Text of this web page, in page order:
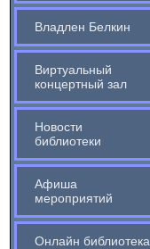
Владлен Белкин
Виртуальный
концертный зал
Новости
библиотеки
Афиша
мероприятий
Онлайн библиотека